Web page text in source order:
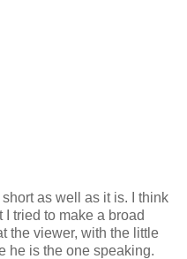
as well as it is. I think
tried to make a broad
the viewer, with the little
he is the one speaking.